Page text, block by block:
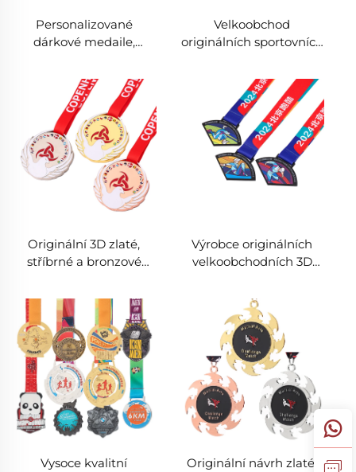
Personalizované
dárkové medaile,
objednávku, 3D zlatá
medaile pro fotbal,
fotbalové mistrovství
Velkoobchod
originálních sportovních
pro karate, kung-fu, Bjj,
judo, tae kwon do
Originální 3D zlaté,
stříbrné a bronzové
kovové medaile pro Jiu
Jitsu, judo, kung-fu,
karate, tae kwon do
Výrobce originálních
velkoobchodních 3D
fotbal, fotbal, maratón,
prázdné kovové
medaile s hádankou a
páskem
Vysoce kvalitní
Originální návrh zlaté,